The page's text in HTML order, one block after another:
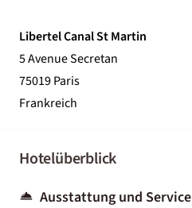
Libertel Canal St Martin
5 Avenue Secretan
75019 Paris
Frankreich
Hotelüberblick
Ausstattung und Service